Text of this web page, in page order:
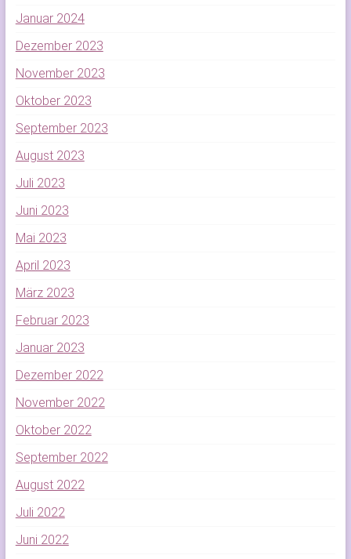
Januar 2024
Dezember 2023
November 2023
Oktober 2023
September 2023
August 2023
Juli 2023
Juni 2023
Mai 2023
April 2023
März 2023
Februar 2023
Januar 2023
Dezember 2022
November 2022
Oktober 2022
September 2022
August 2022
Juli 2022
Juni 2022